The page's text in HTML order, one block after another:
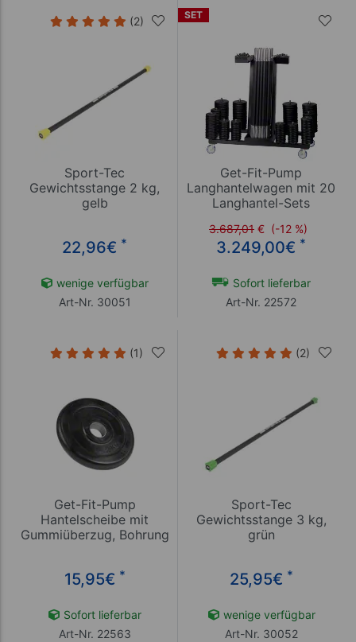
(2)
Sport-Tec
Gewichtsstange 2 kg,
gelb
22,96€ *
wenige verfügbar
Art-Nr. 30051
SET
Get-Fit-Pump
Langhantelwagen mit 20
Langhantel-Sets
3.687,01 € (-12 %)
3.249,00€ *
Sofort lieferbar
Art-Nr. 22572
(1)
Get-Fit-Pump
Hantelscheibe mit
Gummiüberzug, Bohrung
15,95€ *
Sofort lieferbar
Art-Nr. 22563
(2)
Sport-Tec
Gewichtsstange 3 kg,
grün
25,95€ *
wenige verfügbar
Art-Nr. 30052